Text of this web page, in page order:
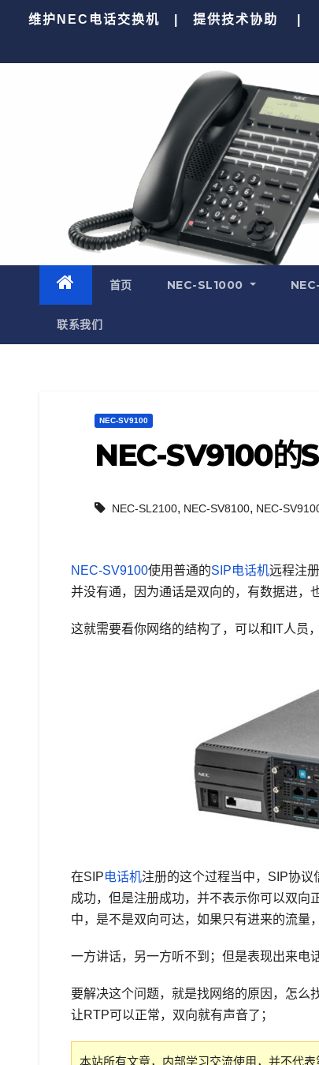
维护NEC电话交换机 | 提供技术协助
首页 NEC-SL1000
联系我们
NEC-SV9100
NEC-SV9100的
NEC-SL2100, NEC-SV8100, NEC-
NEC-SV9100使用普通的SIP电话机远程注
并没有通，因为通话是双向的，有数据进，
这就需要看你网络的结构了，可以和IT人员
在SIP电话机注册的这个过程当中，SIP协
成功，但是注册成功，并不表示你可以双向
中，是不是双向可达，如果只有进来的流量
一方讲话，另一方听不到；但是表现出来电
要解决这个问题，就是找网络的原因，怎么
让RTP可以正常，双向就有声音了；
本站所有文章，内部学习交流使用，并不代